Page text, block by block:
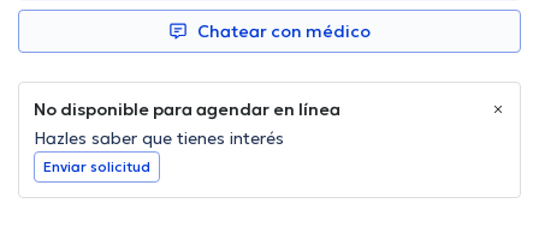
Chatear con médico
No disponible para agendar en línea
Hazles saber que tienes interés
Enviar solicitud